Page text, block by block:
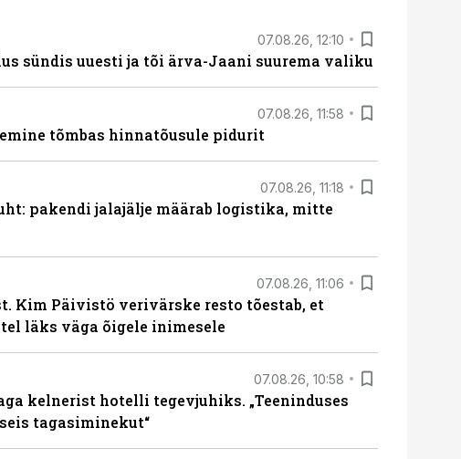
07.08.26, 12:10
sündis uuesti ja tõi ärva-Jaani suurema valiku
07.08.26, 11:58
tõmbas hinnatõusule pidurit
07.08.26, 11:18
pakendi jalajälje määrab logistika, mitte
07.08.26, 11:06
Kim Päivistö verivärske resto tõestab, et
läks väga õigele inimesele
07.08.26, 10:58
kelnerist hotelli tegevjuhiks. „Teeninduses
tagasiminekut“